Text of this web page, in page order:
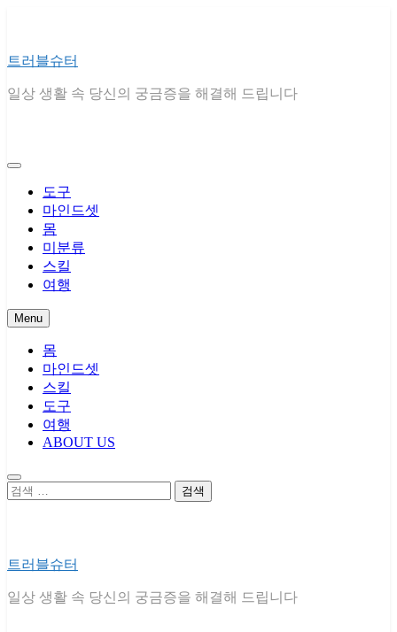
트러블슈터
일상 생활 속 당신의 궁금증을 해결해 드립니다
도구
마인드셋
몸
미분류
스킬
여행
Menu
몸
마인드셋
스킬
도구
여행
ABOUT US
검
트러블슈터
일상 생활 속 당신의 궁금증을 해결해 드립니다